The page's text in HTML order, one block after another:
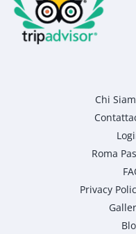
Chi
Roma
Privacy